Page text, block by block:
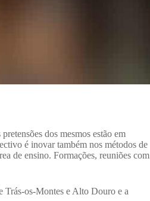
dos mesmos estão em
é inovar também nos métodos de
de ensino. Formações, reuniões com
Trás-os-Montes e Alto Douro e a